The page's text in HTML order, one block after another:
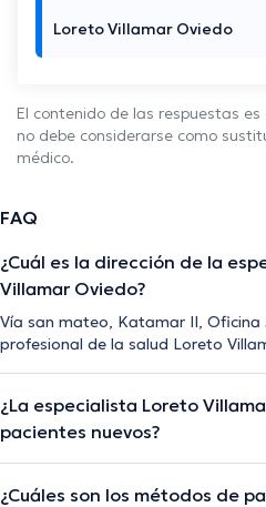
Loreto Villamar Oviedo
El contenido de las respuestas
no debe considerarse como
médico.
FAQ
¿Cuál es la dirección de la
Villamar Oviedo?
Vía san mateo, Katamar II, Oficina
profesional de la salud Loreto
¿La especialista Loreto
pacientes nuevos?
¿Cuáles son los métodos de